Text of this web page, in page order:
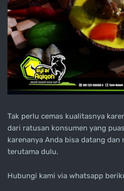
Tak perlu cemas kualitasnya
dari ratusan konsumen yang
karenanya Anda bisa datang
terutama dulu.
Hubungi kami via whatsapp